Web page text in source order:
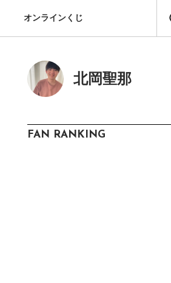
オンラインくじ
北岡聖那
FAN RANKING